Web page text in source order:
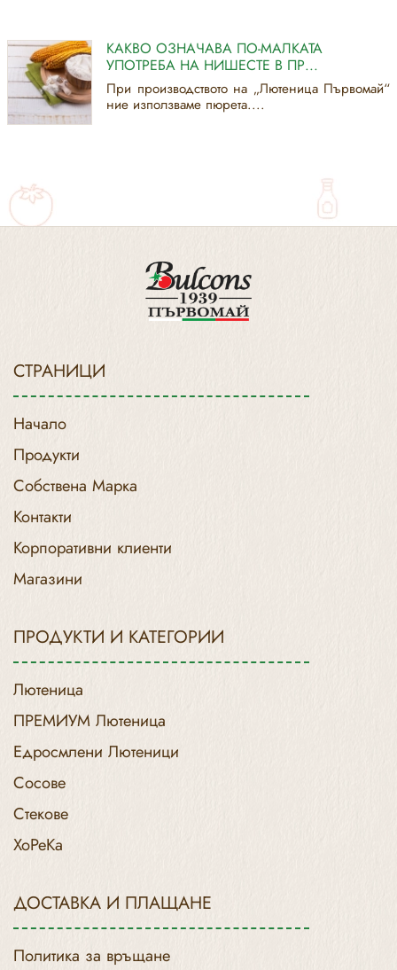
КАКВО ОЗНАЧАВА ПО-МАЛКАТА
УПОТРЕБА НА НИШЕСТЕ В ПР...
При производството на „Лютеница Първомай“
ние използваме пюрета....
СТРАНИЦИ
Начало
Продукти
Собствена Марка
Контакти
Корпоративни клиенти
Магазини
ПРОДУКТИ И КАТЕГОРИИ
Лютеница
ПРЕМИУМ Лютеница
Едросмлени Лютеници
Сосове
Стекове
ХоРеКа
ДОСТАВКА И ПЛАЩАНЕ
Политика за връщане